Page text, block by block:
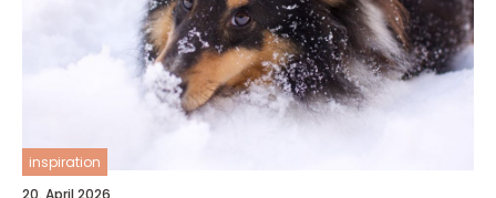
inspiration
20. April 2026